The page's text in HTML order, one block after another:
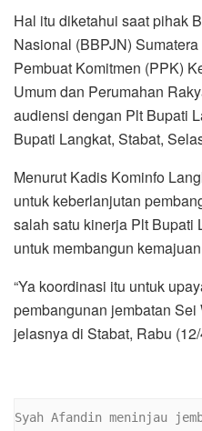
Hal itu diketahui saat pihak
Nasional (BBPJN)
Pembuat Komitmen (PPK)
Umum dan Perumahan
audiensi dengan Plt Bupati
Bupati Langkat, Stabat,
Menurut Kadis Kominfo
untuk keberlanjutan
salah satu kinerja Plt Bupati
untuk membangun
“Ya koordinasi itu untuk
pembangunan jembatan Sei
jelasnya di Stabat, Rabu
Syah Afandin meninjau